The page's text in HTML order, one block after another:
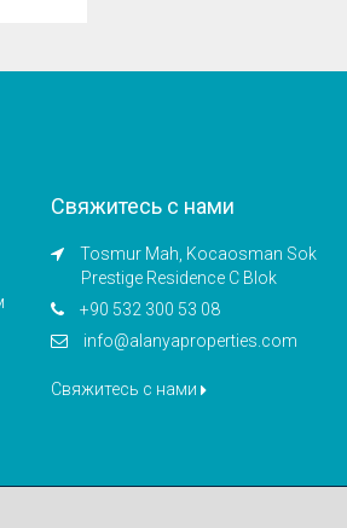
Свяжитесь с нами
Tosmur Mah, Kocaosman Sok
Prestige Residence C Blok
+90 532 300 53 08
info@alanyaproperties.com
Свяжитесь с нами